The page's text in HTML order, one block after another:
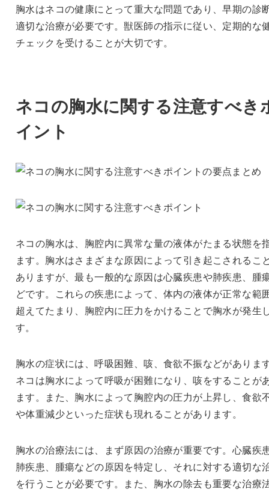
胸水はネコの健康にとって重大な問題であり、早期の診
適切な治療が必要です。獣医師の指示に従い、定期的な
チェックを受けることが大切です。
ネコの胸水に関する注意すべき
イント
ネコの胸水は、胸腔内に異常な量の液体がたまる状態を
ます。胸水はさまざまな原因によって引き起こされるこ
ありますが、最も一般的な原因は心臓疾患や肺疾患、腫
どです。これらの疾患によって、体内の液体が正常な範
超えてたまり、胸腔内に圧力をかけることで胸水が発生
す。
胸水の症状には、呼吸困難、咳、食欲不振などがありま
ネコは胸水によって呼吸が困難になり、咳をすることが
ます。また、胸水によって胸腔内の圧力が上昇し、食欲
や体重減少といった症状も現れることがあります。
胸水の治療法には、まず原因の治療が重要です。心臓疾
肺疾患、腫瘍などの原因を特定し、それに対する適切な
を行うことが必要です。また、胸水の除去も重要な治療